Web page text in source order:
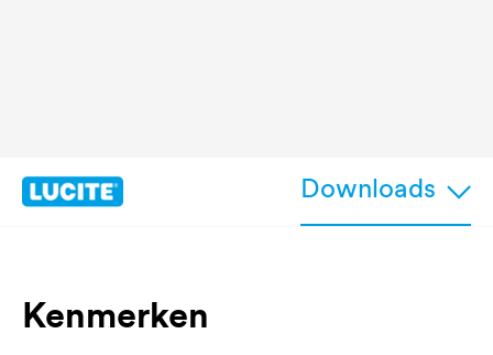
Downloads
Kenmerken